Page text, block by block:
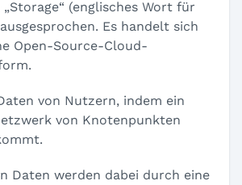
(englisches Wort für
Es handelt sich
Open-Source-Cloud-
von Nutzern, indem ein
von Knotenpunkten
Daten werden dabei durch eine